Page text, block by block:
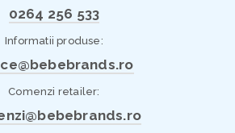
0264 256 533
Informatii produse:
Comenzi retailer: